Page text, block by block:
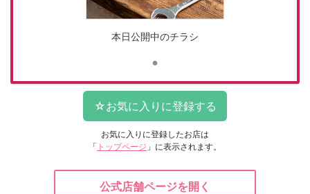
本日公開中のチラシ
お気に入りに登録したお店は
「 トップページ 」に表示されます。
公式店舗ページを開く